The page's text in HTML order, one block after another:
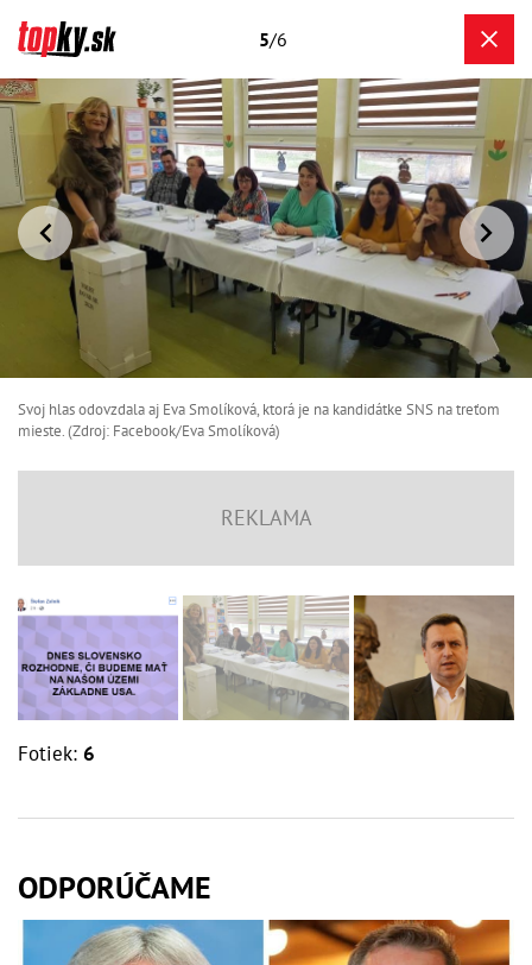
5/6
Svoj hlas odovzdala aj Eva Smolíková, ktorá je na kandidátke SNS na treťom
mieste. (Zdroj: Facebook/Eva Smolíková)
Fotiek: 6
ODPORÚČAME